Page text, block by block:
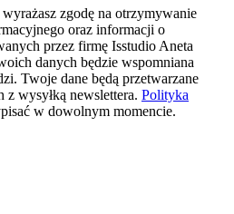
zgodę na otrzymywanie
oraz informacji o
przez firmę Isstudio Aneta
danych będzie wspomniana
Twoje dane będą przetwarzane
wysyłką newslettera. Polityka
w dowolnym momencie.